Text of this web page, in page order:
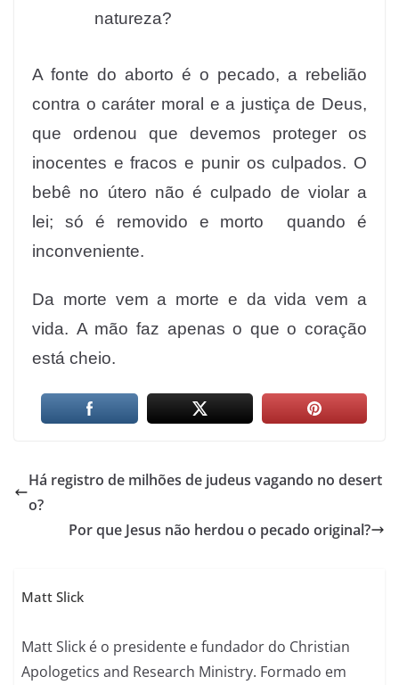
natureza?
A fonte do aborto é o pecado, a rebelião
contra o caráter moral e a justiça de Deus,
que ordenou que devemos proteger os
inocentes e fracos e punir os culpados. O
bebê no útero não é culpado de violar a
lei; só é removido e morto quando é
inconveniente.
Da morte vem a morte e da vida vem a
vida. A mão faz apenas o que o coração
está cheio.
Há registro de milhões de judeus vagando no desert
o?
Por que Jesus não herdou o pecado original?
Matt Slick
Matt Slick é o presidente e fundador do Christian
Apologetics and Research Ministry. Formado em